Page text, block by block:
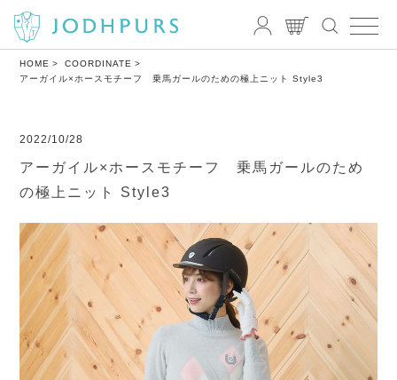
HOME
COORDINATE
アーガイル×ホースモチーフ 乗馬ガールのための極上ニット Style3
2022/10/28
アーガイル×ホースモチーフ 乗馬ガールのため
の極上ニット Style3